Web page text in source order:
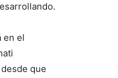
en el
que